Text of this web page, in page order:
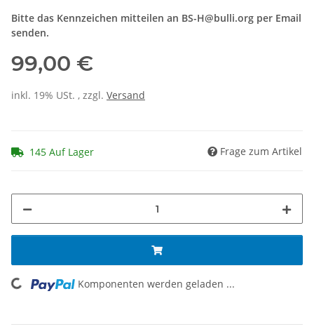
Bitte das Kennzeichen mitteilen an BS-H@bulli.org per Email
senden.
99,00 €
inkl. 19% USt. , zzgl. Versand
145 Auf Lager Frage zum Artikel
Loading... Komponenten werden geladen ...